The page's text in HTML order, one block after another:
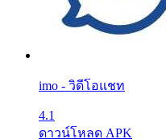
imo - วิดีโอแชท
4.1
ดาวน์โหลด APK